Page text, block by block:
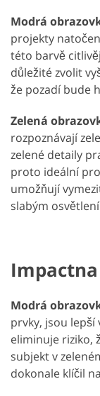
Modrá
projekty
této barvě
důležité zvolit
že pozadí bude
Zelená
rozpoznávají
zelené detaily
proto ideální
umožňují
slabým
Modrá
prvky, jsou
eliminuje riziko,
subjekt v
dokonale klíčil